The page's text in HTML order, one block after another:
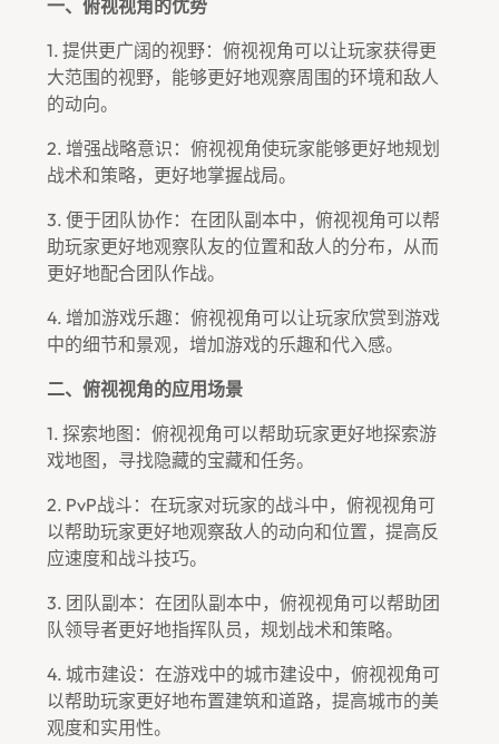
一、俯视视角的优势
1. 提供更广阔的视野：俯视视角可以让玩家获得更
大范围的视野，能够更好地观察周围的环境和敌人
的动向。
2. 增强战略意识：俯视视角使玩家能够更好地规划
战术和策略，更好地掌握战局。
3. 便于团队协作：在团队副本中，俯视视角可以帮
助玩家更好地观察队友的位置和敌人的分布，从而
更好地配合团队作战。
4. 增加游戏乐趣：俯视视角可以让玩家欣赏到游戏
中的细节和景观，增加游戏的乐趣和代入感。
二、俯视视角的应用场景
1. 探索地图：俯视视角可以帮助玩家更好地探索游
戏地图，寻找隐藏的宝藏和任务。
2. PvP战斗：在玩家对玩家的战斗中，俯视视角可
以帮助玩家更好地观察敌人的动向和位置，提高反
应速度和战斗技巧。
3. 团队副本：在团队副本中，俯视视角可以帮助团
队领导者更好地指挥队员，规划战术和策略。
4. 城市建设：在游戏中的城市建设中，俯视视角可
以帮助玩家更好地布置建筑和道路，提高城市的美
观度和实用性。